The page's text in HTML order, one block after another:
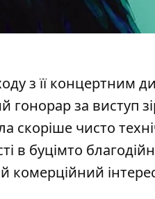
з її концертним
за виступ
скоріше чисто
в буцімто
комерційний